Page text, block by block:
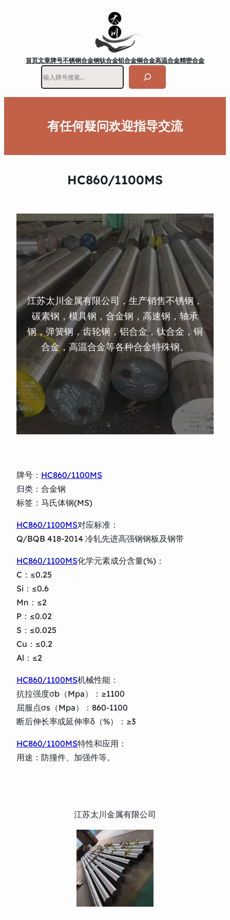
首页文章牌号不锈钢合金钢钛合金铝合金铜合金高温合金精密合金
有任何疑问欢迎指导交流
HC860/1100MS
江苏太川金属有限公司，生产销售不锈钢，
碳素钢，模具钢，合金钢，高速钢，轴承
钢，弹簧钢，齿轮钢，铝合金，钛合金，铜
合金，高温合金等各种合金特殊钢。
牌号： HC860/1100MS
归类：合金钢
标签：马氏体钢(MS)
HC860/1100MS对应标准：
Q/BQB 418-2014 冷轧先进高强钢钢板及钢带
HC860/1100MS化学元素成分含量(%)：
C：≤0.25
Si：≤0.6
Mn：≤2
P：≤0.02
S：≤0.025
Cu：≤0.2
Al：≤2
HC860/1100MS机械性能：
抗拉强度σb（Mpa）：≥1100
屈服点σs（Mpa）：860-1100
断后伸长率或延伸率δ（%）：≥3
HC860/1100MS特性和应用：
用途：防撞件、加强件等。
江苏太川金属有限公司